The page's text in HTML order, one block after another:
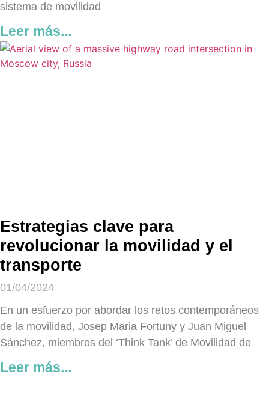
sistema de movilidad
Leer más...
Estrategias clave para
revolucionar la movilidad y el
transporte
01/04/2024
En un esfuerzo por abordar los retos contemporáneos
de la movilidad, Josep Maria Fortuny y Juan Miguel
Sánchez, miembros del ‘Think Tank’ de Movilidad de
Leer más...